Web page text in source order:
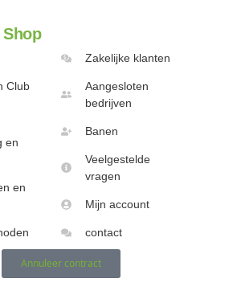
Club
en
en
Zakelijke klanten
Aangesloten
bedrijven
Banen
Veelgestelde
vragen
Mijn account
contact
Annuleer contract